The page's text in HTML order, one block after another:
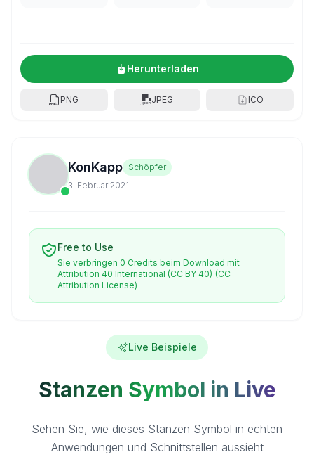
Herunterladen
PNG JPEG ICO
KonKapp Schöpfer
3. Februar 2021
Free to Use
Sie verbringen 0 Credits beim Download mit
Attribution 40 International (CC BY 40) (CC
Attribution License)
Live Beispiele
Stanzen Symbol in Live
Sehen Sie, wie dieses Stanzen Symbol in echten
Anwendungen und Schnittstellen aussieht